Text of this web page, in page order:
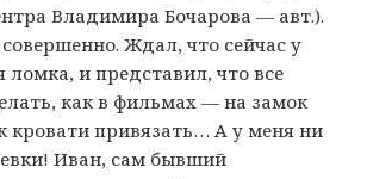
Владимира Бочарова — авт.).
Ждал, что сейчас у
ломка, и представил, что все
как в фильмах — на замок
кровати привязать… А у меня ни
Иван, сам бывший